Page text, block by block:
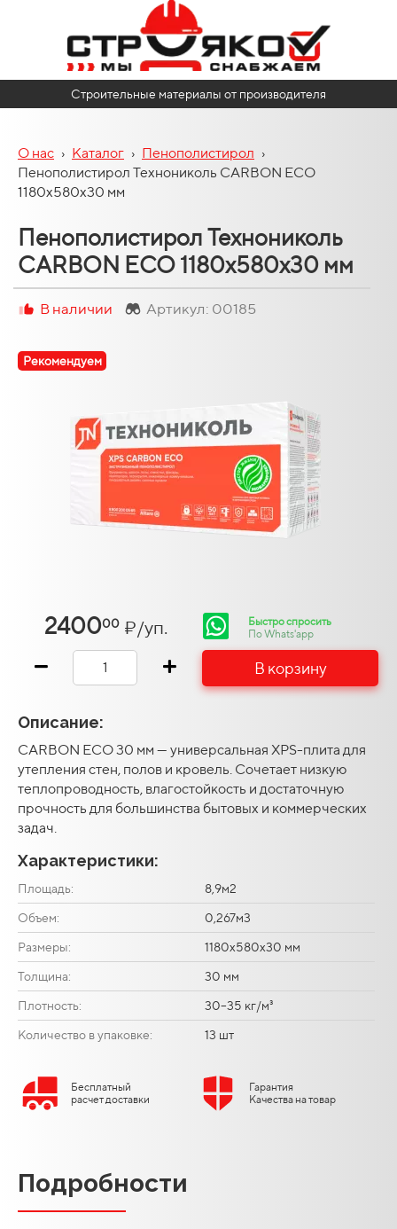
Строительные материалы от производителя
О нас › Каталог › Пенополистирол ›
Пенополистирол Технониколь CARBON ECO
1180х580х30 мм
Пенополистирол Технониколь
CARBON ECO 1180х580х30 мм
Рекомендуем
В наличии Артикул: 00185
240000 ₽/уп.
Быстро спросить
По Whats'app
В корзину
Описание:
CARBON ECO 30 мм — универсальная XPS-плита для
утепления стен, полов и кровель. Сочетает низкую
теплопроводность, влагостойкость и достаточную
прочность для большинства бытовых и коммерческих
задач.
Характеристики:
Площадь: 8,9м2
Объем: 0,267м3
Размеры: 1180х580х30 мм
Толщина: 30 мм
Плотность: 30–35 кг/м³
Количество в упаковке: 13 шт
Бесплатный
расчет доставки
Гарантия
Качества на товар
Подробности